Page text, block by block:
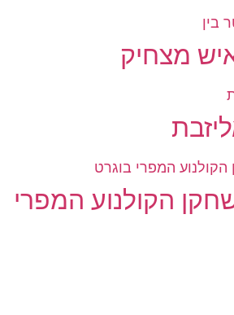
מצחיק
הקולנוע המפרי